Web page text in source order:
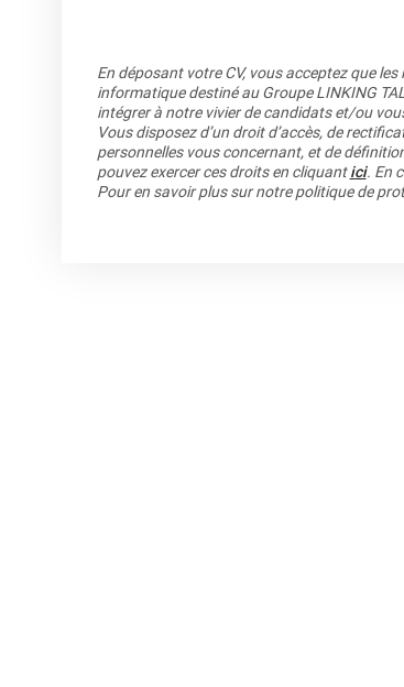
En déposant votre CV, vous acceptez que
informatique destiné au Groupe LINKING
intégrer à notre vivier de candidats et/ou
Vous disposez d’un droit d’accès, de
personnelles vous concernant, et de
pouvez exercer ces droits en cliquantici. En
Pour en savoir plus sur notre politique de